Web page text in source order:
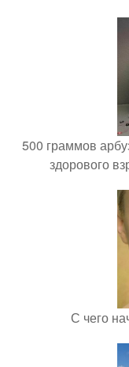
500 граммов
здорового
С чего